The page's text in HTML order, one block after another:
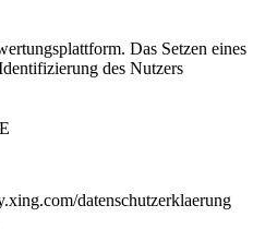
Das Setzen eines
des Nutzers
datenschutzerklaerung